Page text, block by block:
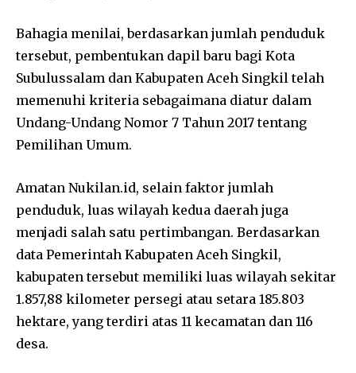
Bahagia menilai, berdasarkan jumlah penduduk
tersebut, pembentukan dapil baru bagi Kota
Subulussalam dan Kabupaten Aceh Singkil telah
memenuhi kriteria sebagaimana diatur dalam
Undang-Undang Nomor 7 Tahun 2017 tentang
Pemilihan Umum.
Amatan Nukilan.id, selain faktor jumlah
penduduk, luas wilayah kedua daerah juga
menjadi salah satu pertimbangan. Berdasarkan
data Pemerintah Kabupaten Aceh Singkil,
kabupaten tersebut memiliki luas wilayah sekitar
1.857,88 kilometer persegi atau setara 185.803
hektare, yang terdiri atas 11 kecamatan dan 116
desa.